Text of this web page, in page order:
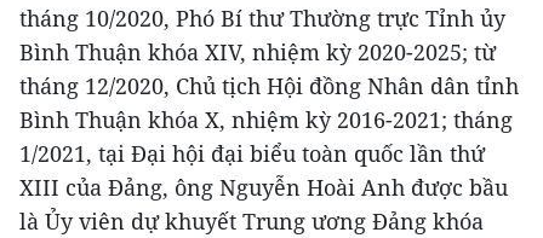
tháng 10/2020, Phó Bí thư Thường trực Tỉnh ủy
Bình Thuận khóa XIV, nhiệm kỳ 2020-2025; từ
tháng 12/2020, Chủ tịch Hội đồng Nhân dân tỉnh
Bình Thuận khóa X, nhiệm kỳ 2016-2021; tháng
1/2021, tại Đại hội đại biểu toàn quốc lần thứ
XIII của Đảng, ông Nguyễn Hoài Anh được bầu
là Ủy viên dự khuyết Trung ương Đảng khóa